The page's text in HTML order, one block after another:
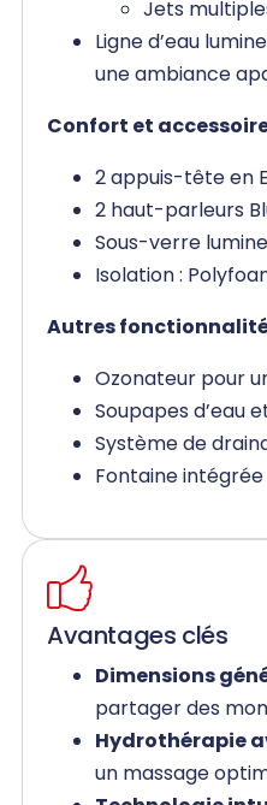
Jets
Ligne d’eau
une ambiance
Confort et
2 appuis-tête en
2 haut-parleurs
Sous-verre
Isolation :
Autres
Ozonateur pour
Soupapes d’eau
Système de
Fontaine intégrée
Avantages clés
Dimensions
partager des
Hydrothérapie
un massage